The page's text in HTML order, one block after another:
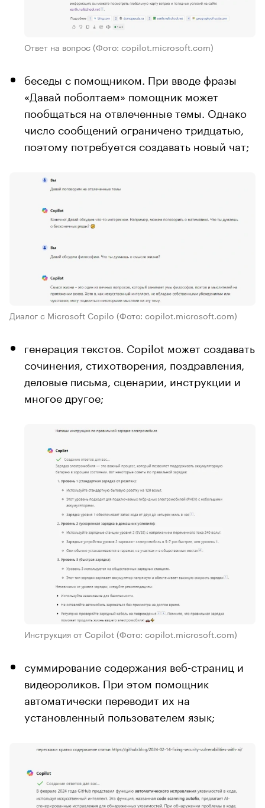
Ответ на вопрос (Фото: copilot.microsoft.com)
беседы с помощником. При вводе фразы
«Давай поболтаем» помощник может
пообщаться на отвлеченные темы. Однако
число сообщений ограничено тридцатью,
поэтому потребуется создавать новый чат;
Диалог с Microsoft Copilo (Фото: copilot.microsoft.com)
генерация текстов. Copilot может создавать
сочинения, стихотворения, поздравления,
деловые письма, сценарии, инструкции и
многое другое;
Инструкция от Copilot (Фото: copilot.microsoft.com)
суммирование содержания веб-страниц и
видеороликов. При этом помощник
автоматически переводит их на
установленный пользователем язык;